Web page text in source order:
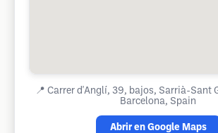
📍 Carrer d'Anglí, 39, bajos, Sarrià-Sant
Barcelona, Spain
Abrir en Google Maps